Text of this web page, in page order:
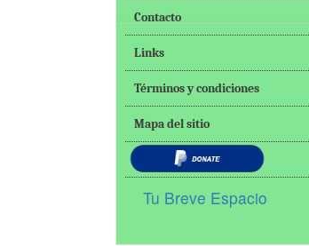
Contacto
Links
Términos y condiciones
Mapa del sitio
Tu Breve Espacio